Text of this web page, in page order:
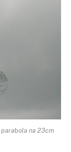
na 23cm